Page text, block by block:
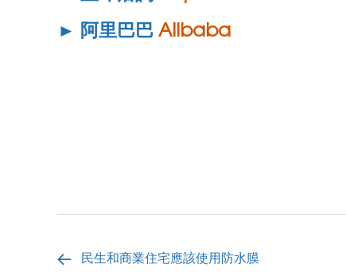
► 阿里巴巴 Alibaba
民生和商業住宅應該使用防水膜